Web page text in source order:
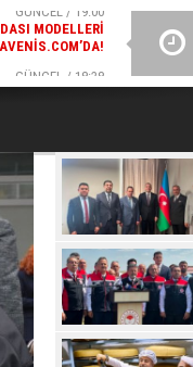
GÜNCEL / 18:38
TANITILDI